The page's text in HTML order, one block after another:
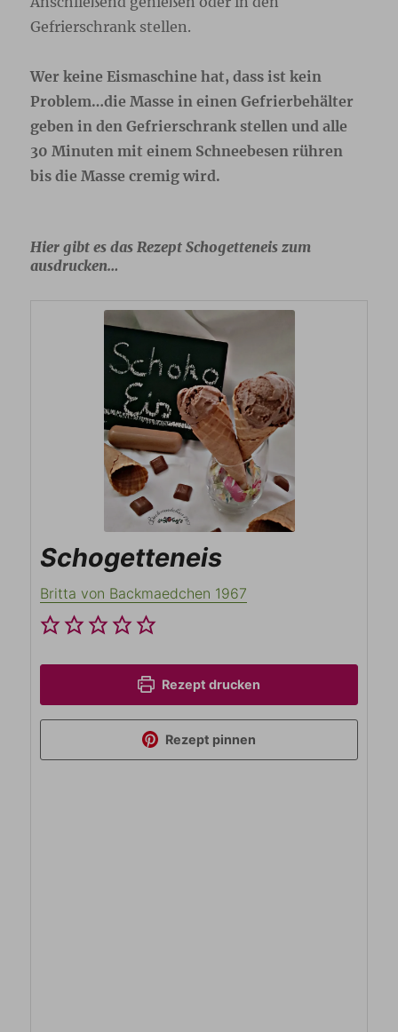
Gefrierschrank stellen.
Wer keine Eismaschine hat, dass ist kein
Problem…die Masse in einen Gefrierbehälter
geben in den Gefrierschrank stellen und alle
30 Minuten mit einem Schneebesen rühren
bis die Masse cremig wird.
Hier gibt es das Rezept Schogetteneis zum
ausdrucken…
Schogetteneis
Britta von Backmaedchen 1967
Rezept drucken
Rezept pinnen